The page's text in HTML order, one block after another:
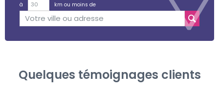
à
km ou moins de
Quelques témoignages clients